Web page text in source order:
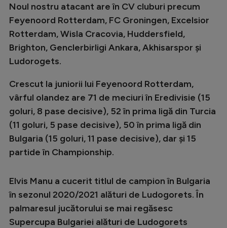
Gimnastică
Auto
Rugby
Alte sporturi
JO 2024
JO 2026
Intră în cont
Creează cont
Noul nostru atacant are în CV cluburi precum
Feyenoord Rotterdam, FC Groningen, Excelsior
Rotterdam, Wisla Cracovia, Huddersfield,
Brighton, Genclerbirligi Ankara, Akhisarspor și
Ludorogets.
Crescut la juniorii lui Feyenoord Rotterdam,
vârful olandez are 71 de meciuri în Eredivisie (15
goluri, 8 pase decisive), 52 în prima ligă din Turcia
(11 goluri, 5 pase decisive), 50 în prima ligă din
Bulgaria (15 goluri, 11 pase decisive), dar și 15
partide în Championship.
Elvis Manu a cucerit titlul de campion în Bulgaria
în sezonul 2020/2021 alături de Ludogorets. În
palmaresul jucătorului se mai regăsesc
Supercupa Bulgariei alături de Ludogorets